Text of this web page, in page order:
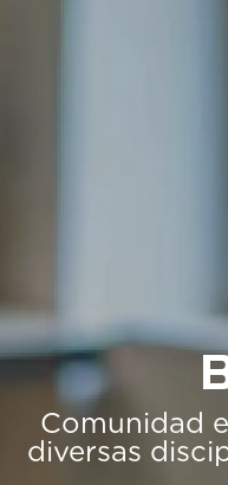
Comunidad
diversas